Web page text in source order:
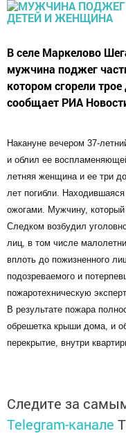
В селе Маркелово
мужчина поджег
котором сгорели
сообщает РИА
Накануне вечером 37-
и облил ее
летняя женщина и ее три
лет погибли.
ожогами. Мужчину,
Следком возбудил
лиц, в том числе
вплоть до пожизненного
подозреваемого и
пожаротехническую
В результате пожара
обрешетка крыши дома, и
перекрытие, внутри
Следите за
Telegram-канале